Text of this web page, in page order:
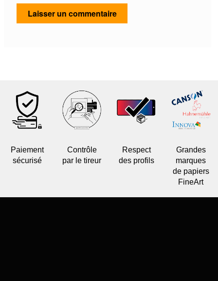
Paiement
sécurisé
Contrôle
par le tireur
Respect
des profils
Grandes
marques
de papiers
FineArt